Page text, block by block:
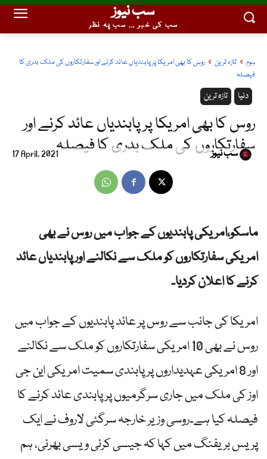
سب نیوز
سب کی خبر ... سب پہ نظر
ہوم تازہ ترین
روس کا بھی امریکا پر پابندیاں عائد کرنے اور سفارتکاروں کی ملک بدری کا
فیصلہ
تازہ ترین دنیا
روس کا بھی امریکا پر پابندیاں عائد کرنے اور
سفارتکاروں کی ملک بدری کا فیصلہ17 April, 2021 سب نیوز
ماسکو،امریکی پابندیوں کے جواب میں روس نے بھی
امریکی سفارتکاروں کو ملک سے نکالنے اور پابندیاں عائد
کرنے کا اعلان کردیا۔
امریکا کی جانب سے روس پر عائد پابندیوں کے جواب میں
روس نے بھی 10 امریکی سفارتکاروں کو ملک سے نکالنے
اور 8 امریکی عہدیداروں پر پابندی سمیت امریکی این جی
اوز کی ملک میں جاری سرگرمیوں پر پابندی عائد کرنے کا
فیصلہ کیا ہے۔روسی وزیر خارجہ سرگئی لاروف نے ایک
پریس بریفنگ میں کہا کہ جیسی کرنی ویسی بھرنی، ہم